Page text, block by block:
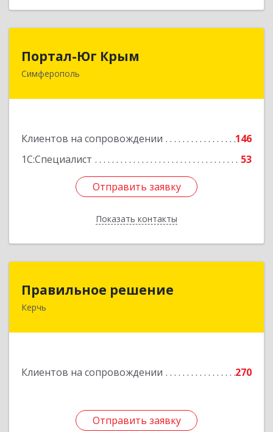
Портал-Юг Крым
Симферополь
Клиентов на сопровождении
146
1С:Специалист
53
Отправить заявку
Показать контакты
295015, Крым Респ, Симферополь г, Козлова ул,
Отправить заявку
Назад
Правильное решение
Керчь
Клиентов на сопровождении 270
Отправить заявку
298330, Крым Респ, Керчь г, Адмиралтейский
Отправить заявку